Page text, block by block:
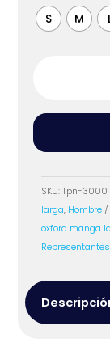
S
M
Hombre
cantidad
SKU:Tpn-3000
larga, Hombre
oxford manga